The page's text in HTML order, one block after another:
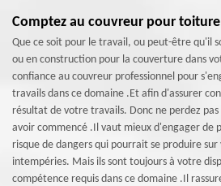
Comptez au couvreur pour toiture
Que ce soit pour le travail, ou peut-être qu'il
ou en construction pour la couverture dans
confiance au couvreur professionnel pour
travails dans ce domaine .Et afin d'assurer
résultat de votre travails. Donc ne perdez
avoir commencé .Il vaut mieux d'engager de
risque de dangers qui pourrait se produire
intempéries. Mais ils sont toujours à votre
compétence requis dans ce domaine .Il